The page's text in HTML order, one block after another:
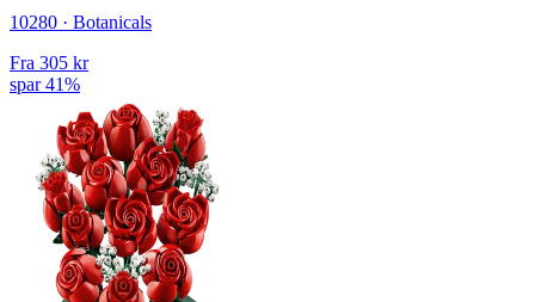
10280 · Botanicals
Fra 305 kr
spar 41%